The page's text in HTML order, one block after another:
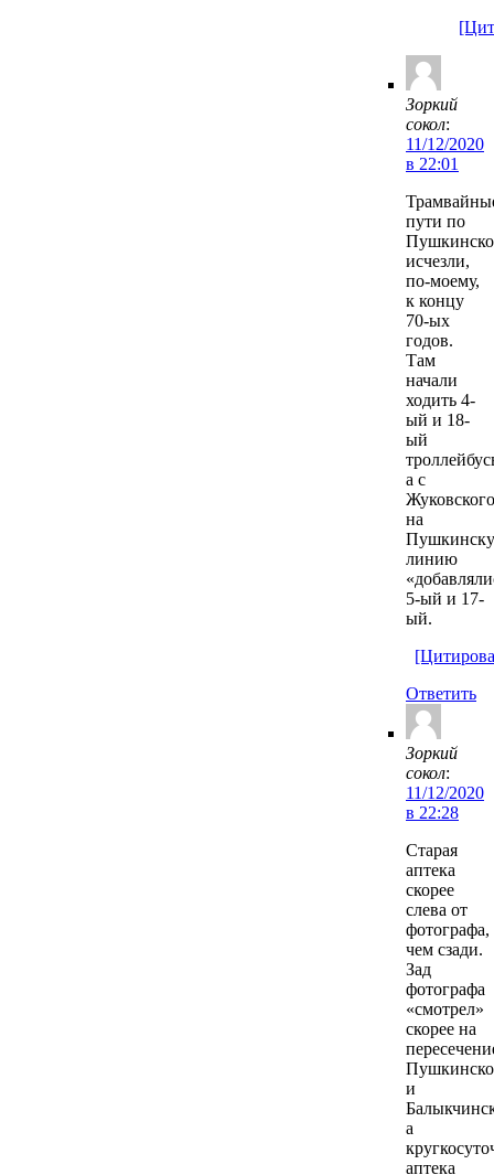
Зоркий
сокол:
11/12/2020
в 22:01
пути по
исчезли,
по-моему,
к концу
70-ых
годов.
Там
начали
ходить 4-
ый и 18-
ый
а с
Жуковского
на
линию
5-ый и 17-
ый.
Ответить
Зоркий
сокол:
11/12/2020
в 22:28
Старая
аптека
скорее
слева от
фотографа,
чем сзади.
Зад
фотографа
«смотрел»
скорее на
и
а
аптека